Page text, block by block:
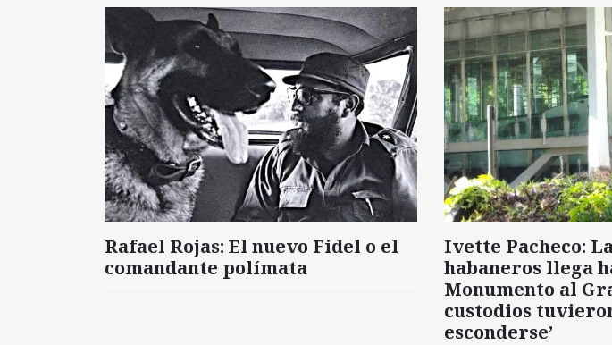
Rafael Rojas: El nuevo Fidel o el
comandante polímata
Ivette Pacheco:
habaneros llega
Monumento al
custodios
esconderse’